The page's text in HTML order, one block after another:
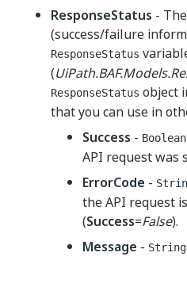
ResponseStatus -
(success/failure
ResponseStatus
(
ResponseStatus object
that you can use in
Success - Boolean
API request was
ErrorCode -
the API request
(Success=False).
Message - String